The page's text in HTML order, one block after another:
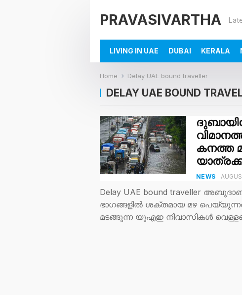
PRAVASIVARTHA
LIVING IN UAE DUBAI KERALA
Home Delay UAE bound traveller
DELAY UAE BOUND
കനത്ത
NEWS
Delay UAE bound traveller
ഭാഗങ്ങളിൽ ശക്തമായ മഴ
മടങ്ങുന്ന യുഎഇ നിവാസികൾ